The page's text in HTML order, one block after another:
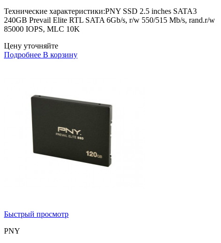
Технические характеристики:PNY SSD 2.5 inches SATA3
240GB Prevail Elite RTL SATA 6Gb/s, r/w 550/515 Mb/s, rand.r/w
85000 IOPS, MLC 10K
Цену уточняйте
Подробнее В корзину
Быстрый просмотр
PNY